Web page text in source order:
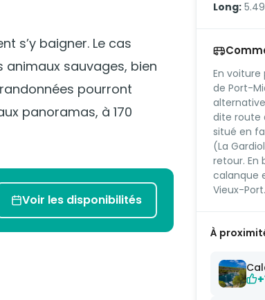
s’y baigner. Le cas
sauvages, bien
pourront
panoramas, à 170
Voir les disponibilités
Long:
En voiture
de Port-
dite route
situé en
(La
retour. En
calanque
Vieux-Port.
À